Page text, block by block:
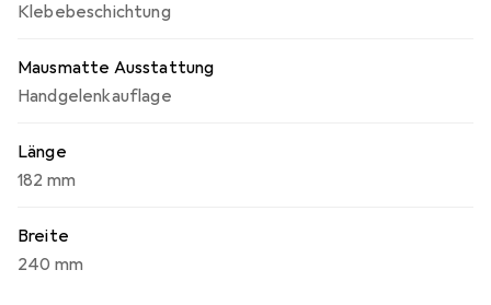
Klebebeschichtung
Mausmatte Ausstattung
Handgelenkauflage
Länge
182 mm
Breite
240 mm